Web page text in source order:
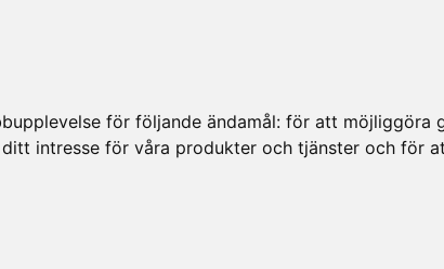
för följande ändamål: för att möjliggöra
intresse för våra produkter och tjänster och för